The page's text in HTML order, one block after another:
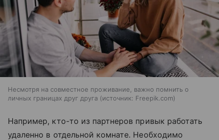
Несмотря на совместное проживание, важно помнить о
личных границах друг друга
источник: Freepik.com
Например, кто-то из партнеров привык работать
удаленно в отдельной комнате. Необходимо